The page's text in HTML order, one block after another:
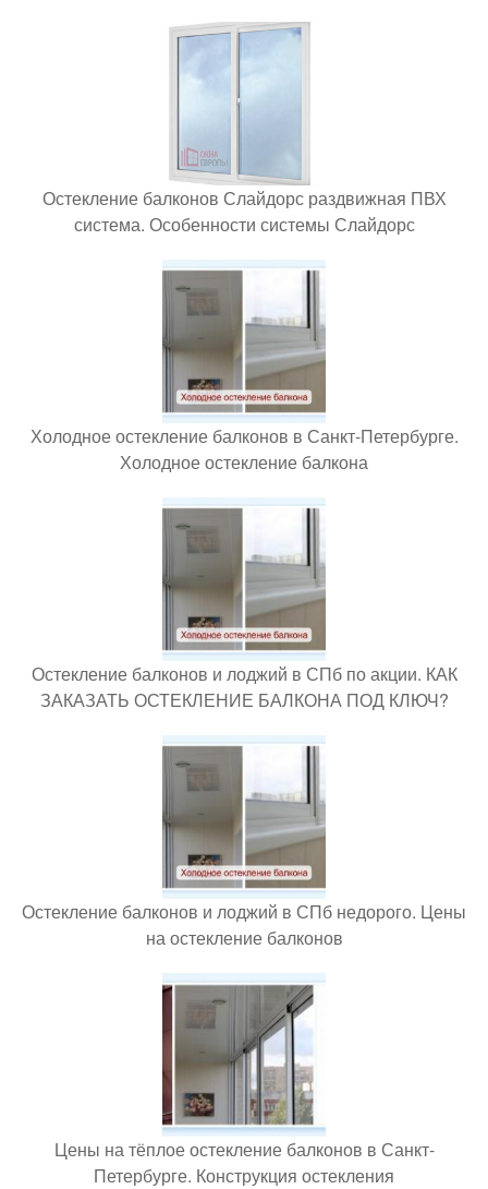
Остекление балконов Слайдорс раздвижная ПВХ
система. Особенности системы Слайдорс
Холодное остекление балконов в Санкт-Петербурге.
Холодное остекление балкона
Остекление балконов и лоджий в СПб по акции. КАК
ЗАКАЗАТЬ ОСТЕКЛЕНИЕ БАЛКОНА ПОД КЛЮЧ?
Остекление балконов и лоджий в СПб недорого. Цены
на остекление балконов
Цены на тёплое остекление балконов в Санкт-
Петербурге. Конструкция остекления